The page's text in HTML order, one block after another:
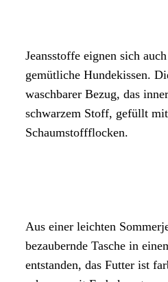
Jeansstoffe eignen sich
gemütliche Hundekissen.
waschbarer Bezug, das
schwarzem Stoff, gefüllt
Schaumstoffflocken.
Aus einer leichten
bezaubernde Tasche in
entstanden, das Futter ist